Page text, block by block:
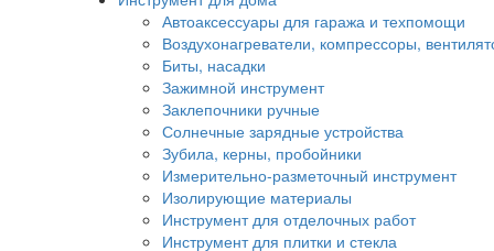
Автоаксессуары для гаража и техпомощи
Воздухонагреватели, компрессоры,
Биты, насадки
Зажимной инструмент
Заклепочники ручные
Солнечные зарядные устройства
Зубила, керны, пробойники
Измерительно-разметочный инструмент
Изолирующие материалы
Инструмент для отделочных работ
Инструмент для плитки и стекла